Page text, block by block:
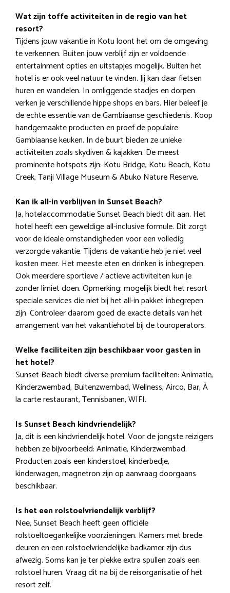
Wat zijn toffe activiteiten in de regio van het
resort?
Tijdens jouw vakantie in Kotu loont het om de omgeving
te verkennen. Buiten jouw verblijf zijn er voldoende
entertainment opties en uitstapjes mogelijk. Buiten het
hotel is er ook veel natuur te vinden. Jij kan daar fietsen
huren en wandelen. In omliggende stadjes en dorpen
verken je verschillende hippe shops en bars. Hier beleef je
de echte essentie van de Gambiaanse geschiedenis. Koop
handgemaakte producten en proef de populaire
Gambiaanse keuken. In de buurt bieden ze unieke
activiteiten zoals skydiven & kajakken. De meest
prominente hotspots zijn: Kotu Bridge, Kotu Beach, Kotu
Creek, Tanji Village Museum & Abuko Nature Reserve.
Kan ik all-in verblijven in Sunset Beach?
Ja, hotelaccommodatie Sunset Beach biedt dit aan. Het
hotel heeft een geweldige all-inclusive formule. Dit zorgt
voor de ideale omstandigheden voor een volledig
verzorgde vakantie. Tijdens de vakantie heb je niet veel
kosten meer. Het meeste eten en drinken is inbegrepen.
Ook meerdere sportieve / actieve activiteiten kun je
zonder limiet doen. Opmerking: mogelijk biedt het resort
speciale services die niet bij het all-in pakket inbegrepen
zijn. Controleer daarom goed de exacte details van het
arrangement van het vakantiehotel bij de touroperators.
Welke faciliteiten zijn beschikbaar voor gasten in
het hotel?
Sunset Beach biedt diverse premium faciliteiten: Animatie,
Kinderzwembad, Buitenzwembad, Wellness, Airco, Bar, À
la carte restaurant, Tennisbanen, WIFI.
Is Sunset Beach kindvriendelijk?
Ja, dit is een kindvriendelijk hotel. Voor de jongste reizigers
hebben ze bijvoorbeeld: Animatie, Kinderzwembad.
Producten zoals een kinderstoel, kinderbedje,
kinderwagen, magnetron zijn op aanvraag doorgaans
beschikbaar.
Is het een rolstoelvriendelijk verblijf?
Nee, Sunset Beach heeft geen officiële
rolstoeltoegankelijke voorzieningen. Kamers met brede
deuren en een rolstoelvriendelijke badkamer zijn dus
afwezig. Soms kan je ter plekke extra spullen zoals een
rolstoel huren. Vraag dit na bij de reisorganisatie of het
resort zelf.